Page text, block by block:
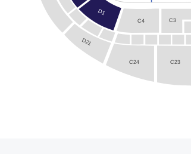
C3
C4
D1
C23
C24
D21